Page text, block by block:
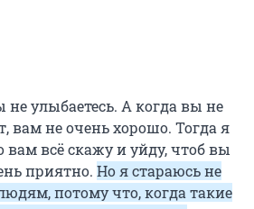
не улыбаетесь. А когда вы не
вам не очень хорошо. Тогда я
вам всё скажу и уйду, чтоб вы
приятно. Но я стараюсь не
потому что, когда такие